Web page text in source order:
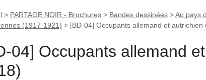
> PARTAGE NOIR - Brochures > Bandes dessinées >Au pays
(1917-1921) > [BD-04] Occupants allemand et autrichien
04] Occupants allemand